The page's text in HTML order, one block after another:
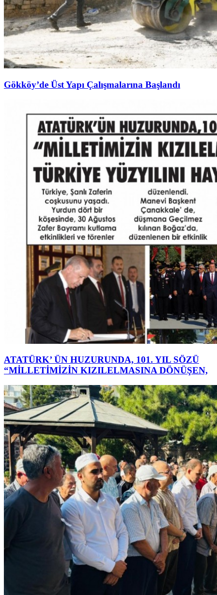
Gökköy’de Üst Yapı Çalışmalarına Başlandı
ATATÜRK’ ÜN HUZURUNDA, 101. YIL SÖZÜ
“MİLLETİMİZİN KIZILELMASINA DÖNÜŞEN,